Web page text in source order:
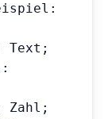
Zahl;